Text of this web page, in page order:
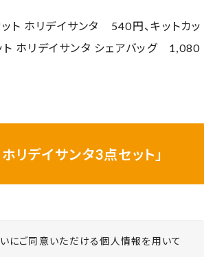
ット ホリデイサンタ 540円、キットカッ
ト ホリデイサンタ シェアバッグ 1,080
リデイサンタ3点セット」
にご同意いただける個人情報を用いて